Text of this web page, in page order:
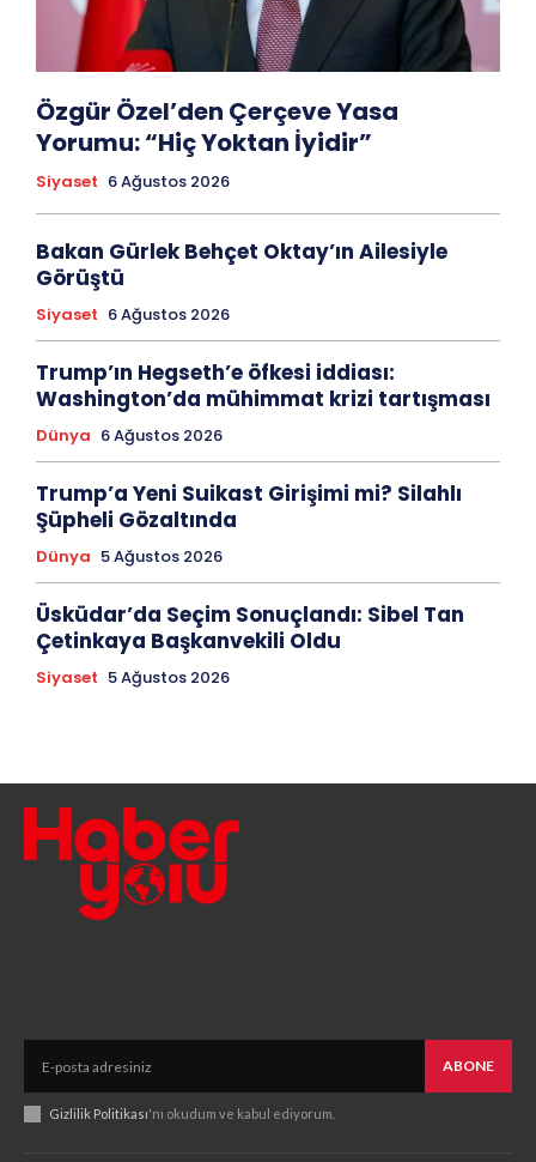
Özgür Özel’den Çerçeve Yasa
Yorumu: “Hiç Yoktan İyidir”
Siyaset 6 Ağustos 2026
Bakan Gürlek Behçet Oktay’ın Ailesiyle
Görüştü
Siyaset 6 Ağustos 2026
Trump’ın Hegseth’e öfkesi iddiası:
Washington’da mühimmat krizi tartışması
Dünya 6 Ağustos 2026
Trump’a Yeni Suikast Girişimi mi? Silahlı
Şüpheli Gözaltında
Dünya 5 Ağustos 2026
Üsküdar’da Seçim Sonuçlandı: Sibel Tan
Çetinkaya Başkanvekili Oldu
Siyaset 5 Ağustos 2026
ABONE
Gizlilik Politikası'nı okudum ve kabul ediyorum.